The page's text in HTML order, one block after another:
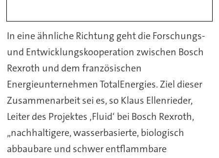
In eine ähnliche Richtung geht die Forschungs-
und Entwicklungskooperation zwischen Bosch
Rexroth und dem französischen
Energieunternehmen TotalEnergies. Ziel dieser
Zusammenarbeit sei es, so Klaus Ellenrieder,
Leiter des Projektes ‚Fluid‘ bei Bosch Rexroth,
„nachhaltigere, wasserbasierte, biologisch
abbaubare und schwer entflammbare